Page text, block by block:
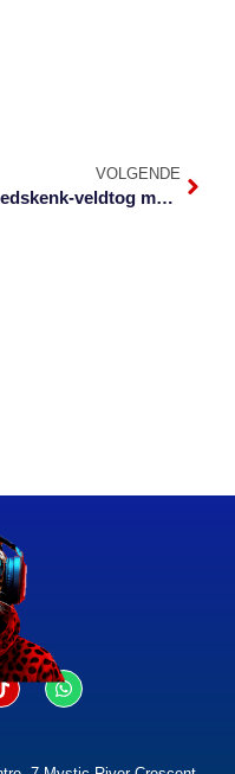
VOLGENDE
Bloedskenk-veldtog môre by i’langa